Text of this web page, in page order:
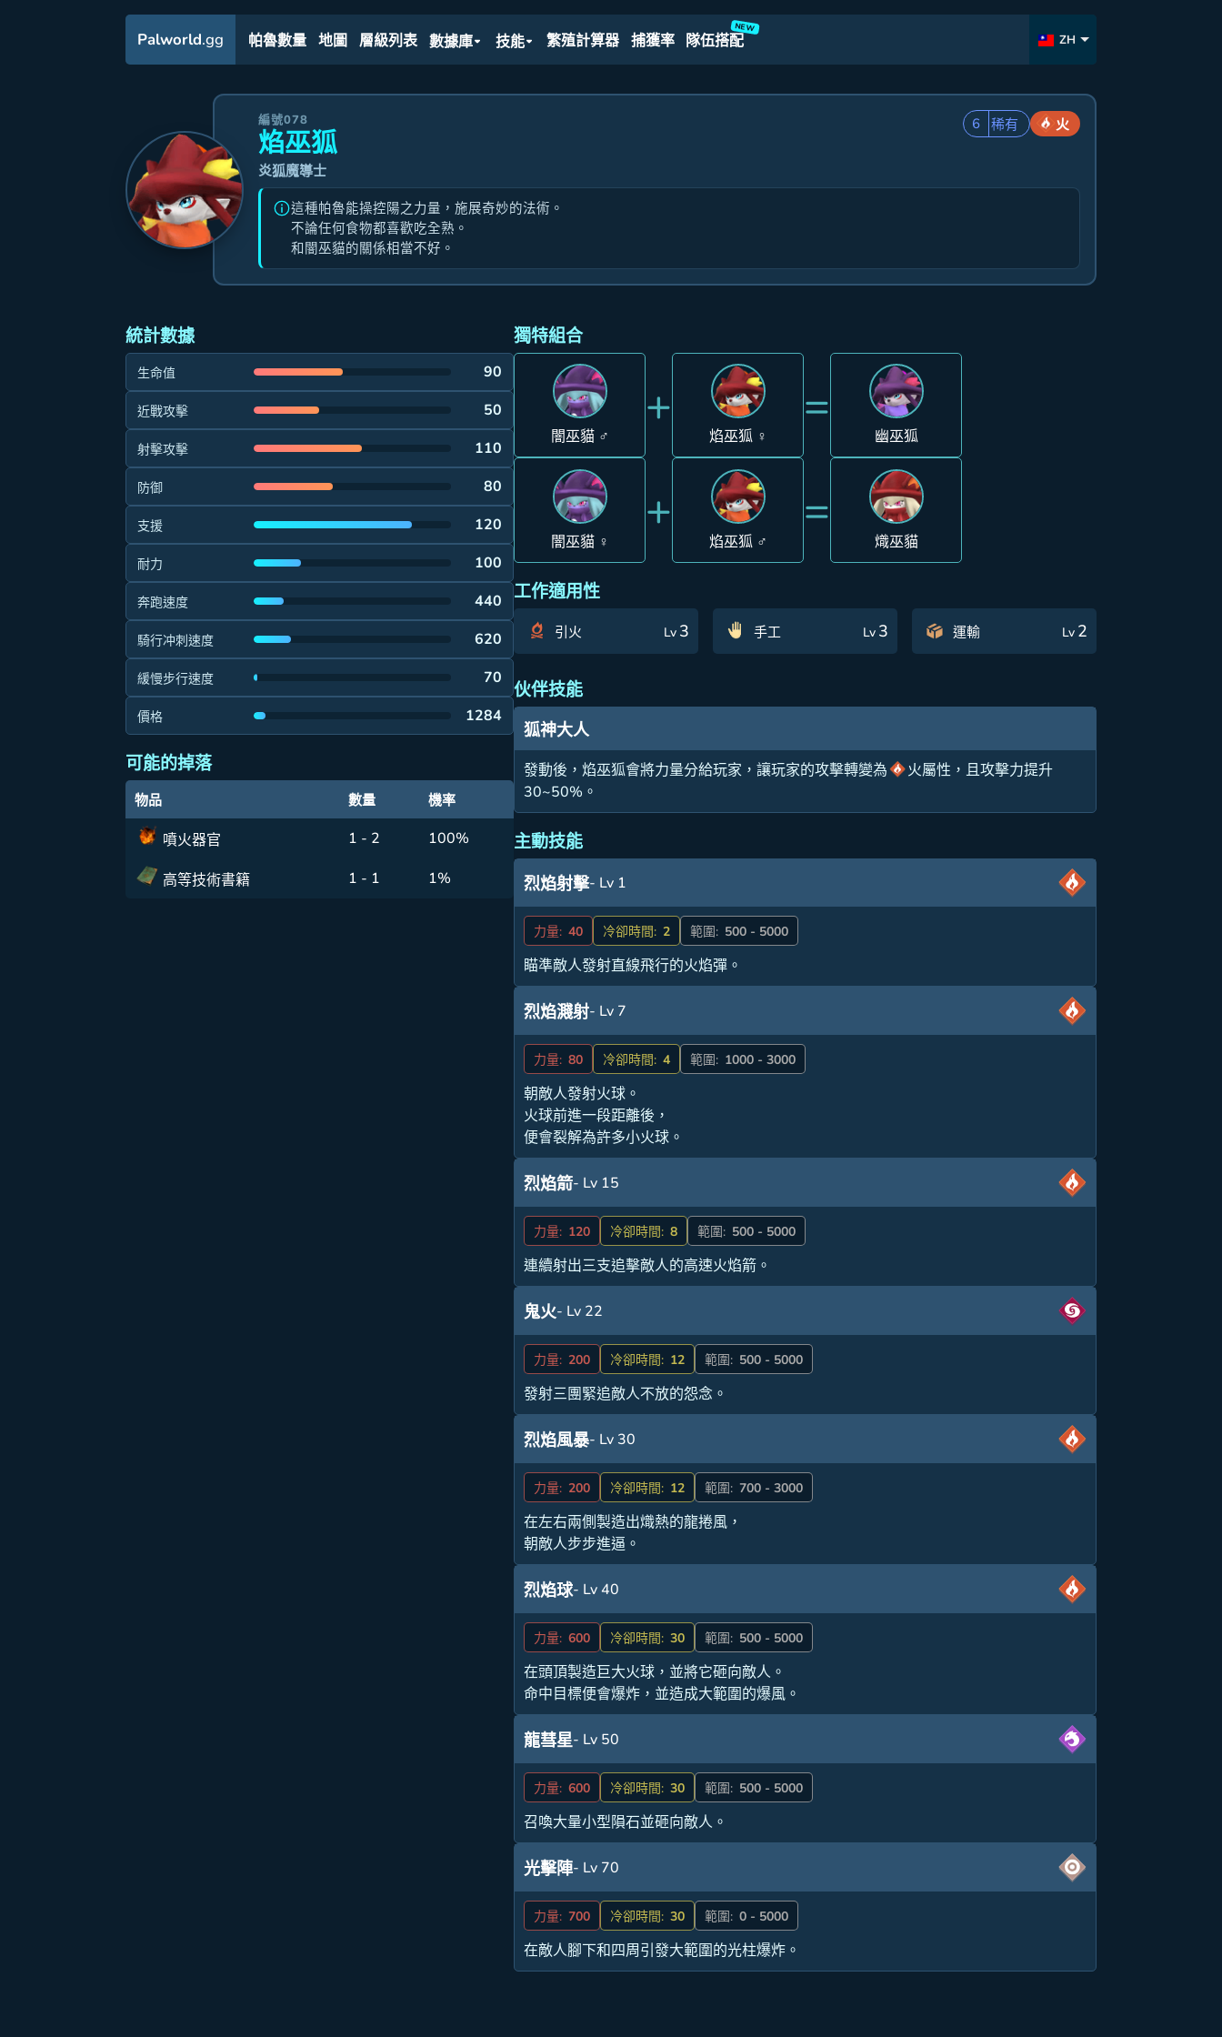
Palworld.gg 帕魯數量 地圖 層級列表 數據庫 技能 繁殖計算器 捕獲率 隊伍搭配
NEW
ZH
編號078
焰巫狐
炎狐魔導士
6 稀有 火
這種帕魯能操控陽之力量，施展奇妙的法術。
不論任何食物都喜歡吃全熟。
和闇巫貓的關係相當不好。
統計數據
生命值 90
近戰攻擊 50
射擊攻擊 110
防御 80
支援 120
耐力 100
奔跑速度 440
騎行冲刺速度 620
緩慢步行速度 70
價格 1284
可能的掉落
物品 數量 機率
噴火器官 1 - 2 100%
高等技術書籍 1 - 1 1%
獨特組合
闇巫貓 ♂
+
焰巫狐 ♀
=
幽巫狐
闇巫貓 ♀
+
焰巫狐 ♂
=
熾巫貓
工作適用性
引火 Lv 3 手工 Lv 3 運輸 Lv 2
伙伴技能
狐神大人
發動後，焰巫狐會將力量分給玩家，讓玩家的攻擊轉變為
火屬性，且攻擊力提升
30~50%。
主動技能
烈焰射擊- Lv 1
力量: 40 冷卻時間: 2 範圍: 500 - 5000
瞄準敵人發射直線飛行的火焰彈。
烈焰濺射- Lv 7
力量: 80 冷卻時間: 4 範圍: 1000 - 3000
朝敵人發射火球。
火球前進一段距離後，
便會裂解為許多小火球。
烈焰箭- Lv 15
力量: 120 冷卻時間: 8 範圍: 500 - 5000
連續射出三支追擊敵人的高速火焰箭。
鬼火- Lv 22
力量: 200 冷卻時間: 12 範圍: 500 - 5000
發射三團緊追敵人不放的怨念。
烈焰風暴- Lv 30
力量: 200 冷卻時間: 12 範圍: 700 - 3000
在左右兩側製造出熾熱的龍捲風，
朝敵人步步進逼。
烈焰球- Lv 40
力量: 600 冷卻時間: 30 範圍: 500 - 5000
在頭頂製造巨大火球，並將它砸向敵人。
命中目標便會爆炸，並造成大範圍的爆風。
龍彗星- Lv 50
力量: 600 冷卻時間: 30 範圍: 500 - 5000
召喚大量小型隕石並砸向敵人。
光擊陣- Lv 70
力量: 700 冷卻時間: 30 範圍: 0 - 5000
在敵人腳下和四周引發大範圍的光柱爆炸。